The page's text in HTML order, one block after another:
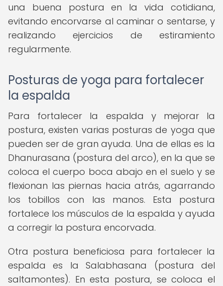
una buena postura en la vida cotidiana,
evitando encorvarse al caminar o sentarse, y
realizando ejercicios de estiramiento
regularmente.
Posturas de yoga para fortalecer
la espalda
Para fortalecer la espalda y mejorar la
postura, existen varias posturas de yoga que
pueden ser de gran ayuda. Una de ellas es la
Dhanurasana (postura del arco), en la que se
coloca el cuerpo boca abajo en el suelo y se
flexionan las piernas hacia atrás, agarrando
los tobillos con las manos. Esta postura
fortalece los músculos de la espalda y ayuda
a corregir la postura encorvada.
Otra postura beneficiosa para fortalecer la
espalda es la Salabhasana (postura del
saltamontes). En esta postura, se coloca el